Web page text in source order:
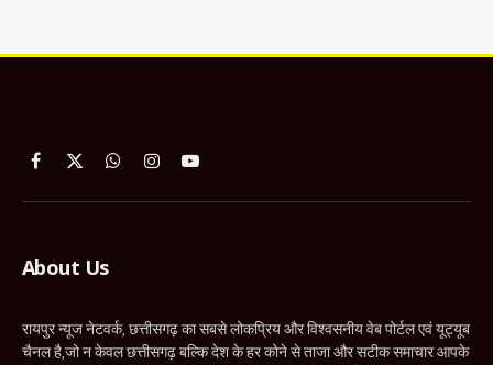
Facebook
X
WhatsApp
InstagramYouTube
About Us
रायपुर न्यूज नेटवर्क, छत्तीसगढ़ का सबसे लोकप्रिय और विश्वसनीय वेब पोर्टल एवं यूट्यूब
चैनल है,जो न केवल छत्तीसगढ़ बल्कि देश के हर कोने से ताजा और सटीक समाचार आपके